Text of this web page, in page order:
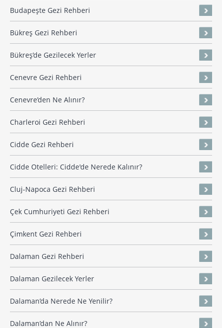
Budapeşte Gezi Rehberi
Bükreş Gezi Rehberi
Bükreş’de Gezilecek Yerler
Cenevre Gezi Rehberi
Cenevre’den Ne Alınır?
Charleroi Gezi Rehberi
Cidde Gezi Rehberi
Cidde Otelleri: Cidde'de Nerede Kalınır?
Cluj-Napoca Gezi Rehberi
Çek Cumhuriyeti Gezi Rehberi
Çimkent Gezi Rehberi
Dalaman Gezi Rehberi
Dalaman Gezilecek Yerler
Dalaman’da Nerede Ne Yenilir?
Dalaman’dan Ne Alınır?